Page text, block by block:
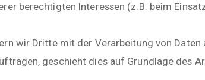
berechtigten Interessen (z.B. beim
wir Dritte mit der Verarbeitung von
geschieht dies auf Grundlage des